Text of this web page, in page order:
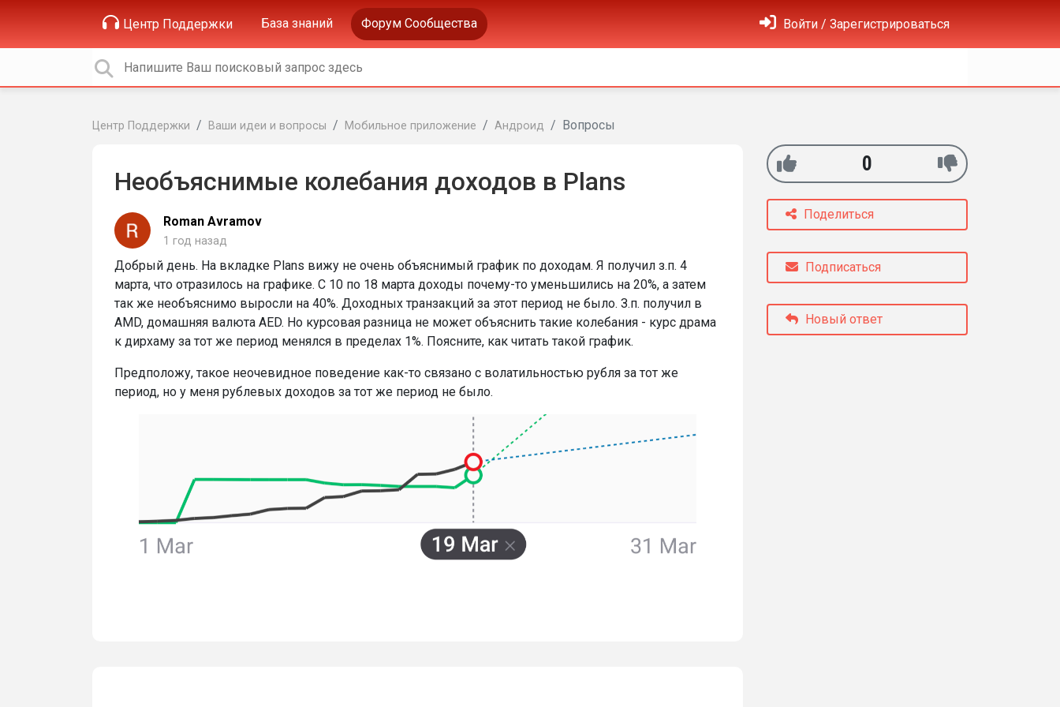
Центр Поддержки База знаний Форум Сообщества Войти / Зарегистрироваться
Центр Поддержки Ваши идеи и вопросы Мобильное приложение Андроид Вопросы
Необъяснимые колебания доходов в Plans
Roman Avramov
1 год назад
Добрый день. На вкладке Plans вижу не очень объяснимый график по доходам. Я получил з.п. 4
марта, что отразилось на графике. С 10 по 18 марта доходы почему-то уменьшились на 20%, а затем
так же необъяснимо выросли на 40%. Доходных транзакций за этот период не было. З.п. получил в
AMD, домашняя валюта AED. Но курсовая разница не может объяснить такие колебания - курс драма
к дирхаму за тот же период менялся в пределах 1%. Поясните, как читать такой график.
Предположу, такое неочевидное поведение как-то связано с волатильностью рубля за тот же
период, но у меня рублевых доходов за тот же период не было.
0
Поделиться
Подписаться
Новый ответ